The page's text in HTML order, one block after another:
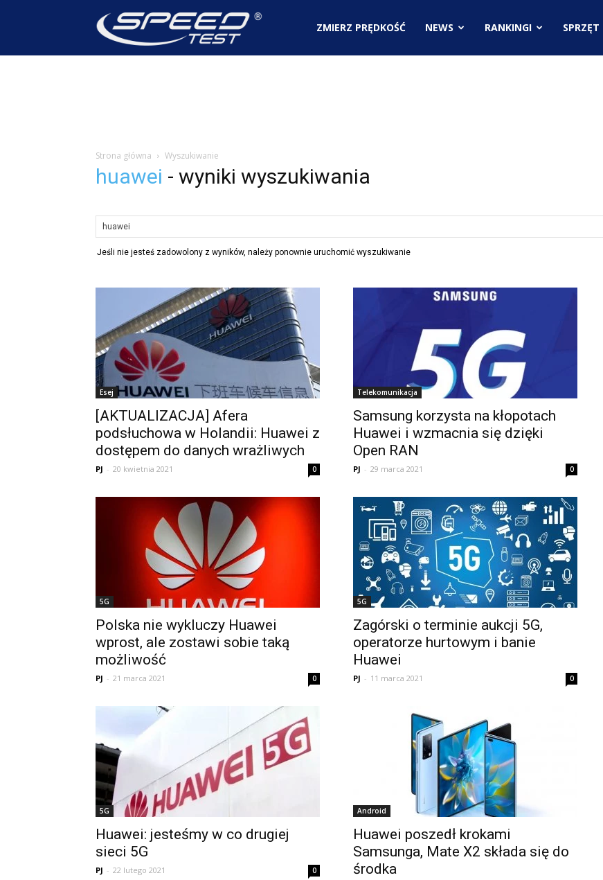
SpeedTest.plZMIERZ PRĘDKOŚĆ NEWS RANKINGI SPRZĘT
Strona główna Wyszukiwanie
huawei - wyniki wyszukiwania
Jeśli nie jesteś zadowolony z wyników, należy ponownie uruchomić wyszukiwanie
Esej
[AKTUALIZACJA] Afera
podsłuchowa w Holandii: Huawei z
dostępem do danych wrażliwych
PJ - 20 kwietnia 2021 0
Telekomunikacja
Samsung korzysta na kłopotach
Huawei i wzmacnia się dzięki
Open RAN
PJ - 29 marca 2021 0
5G
Polska nie wykluczy Huawei
wprost, ale zostawi sobie taką
możliwość
PJ - 21 marca 2021 0
5G
Zagórski o terminie aukcji 5G,
operatorze hurtowym i banie
Huawei
PJ - 11 marca 2021 0
5G
Huawei: jesteśmy w co drugiej
sieci 5G
PJ - 22 lutego 2021 0
Android
Huawei poszedł krokami
Samsunga, Mate X2 składa się do
środka